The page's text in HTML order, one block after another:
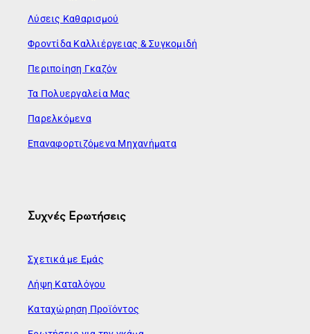
Λύσεις Καθαρισμού
Φροντίδα Καλλιέργειας & Συγκομιδή
Περιποίηση Γκαζόν
Τα Πολυεργαλεία Μας
Παρελκόμενα
Επαναφορτιζόμενα Μηχανήματα
Συχνές Ερωτήσεις
Σχετικά με Εμάς
Λήψη Καταλόγου
Καταχώρηση Προϊόντος